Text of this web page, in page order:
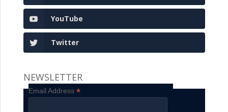
YouTube
Twitter
NEWSLETTER
Email Address*